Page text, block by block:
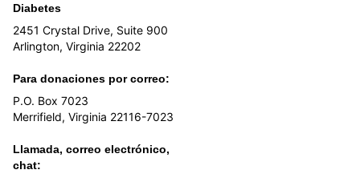
Diabetes
2451 Crystal Drive, Suite 900
Arlington, Virginia 22202
Para donaciones por correo:
P.O. Box 7023
Merrifield, Virginia 22116-7023
Llamada, correo electrónico,
chat: